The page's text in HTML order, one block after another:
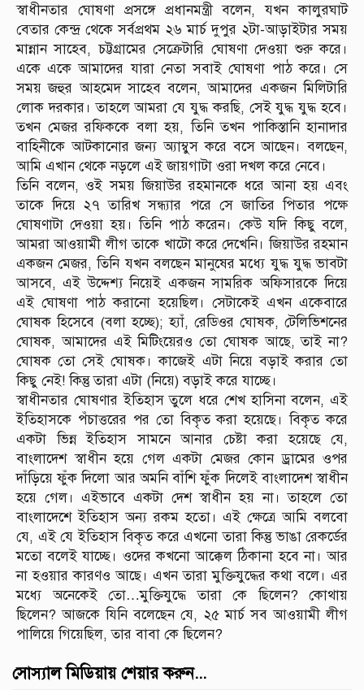
স্বাধীনতার ঘোষণা প্রসঙ্গে প্রধানমন্ত্রী বলেন, যখন কালুরঘাট
বেতার কেন্দ্র থেকে সর্বপ্রথম ২৬ মার্চ দুপুর ২টা-আড়াইটার সময়
মান্নান সাহেব, চট্টগ্রামের সেক্রেটারি ঘোষণা দেওয়া শুরু করে।
একে একে আমাদের যারা নেতা সবাই ঘোষণা পাঠ করে। সে
সময় জহুর আহমেদ সাহেব বলেন, আমাদের একজন মিলিটারি
লোক দরকার। তাহলে আমরা যে যুদ্ধ করছি, সেই যুদ্ধ যুদ্ধ হবে।
তখন মেজর রফিককে বলা হয়, তিনি তখন পাকিস্তানি হানাদার
বাহিনীকে আটকানোর জন্য অ্যাম্বুস করে বসে আছেন। বলছেন,
আমি এখান থেকে নড়লে এই জায়গাটা ওরা দখল করে নেবে।
তিনি বলেন, ওই সময় জিয়াউর রহমানকে ধরে আনা হয় এবং
তাকে দিয়ে ২৭ তারিখ সন্ধ্যার পরে সে জাতির পিতার পক্ষে
ঘোষণাটা দেওয়া হয়। তিনি পাঠ করেন। কেউ যদি কিছু বলে,
আমরা আওয়ামী লীগ তাকে খাটো করে দেখেনি। জিয়াউর রহমান
একজন মেজর, তিনি যখন বলছেন মানুষের মধ্যে যুদ্ধ যুদ্ধ ভাবটা
আসবে, এই উদ্দেশ্য নিয়েই একজন সামরিক অফিসারকে দিয়ে
এই ঘোষণা পাঠ করানো হয়েছিল। সেটাকেই এখন একেবারে
ঘোষক হিসেবে (বলা হচ্ছে); হ্যাঁ, রেডিওর ঘোষক, টেলিভিশনের
ঘোষক, আমাদের এই মিটিংয়েরও তো ঘোষক আছে, তাই না?
ঘোষক তো সেই ঘোষক। কাজেই এটা নিয়ে বড়াই করার তো
কিছু নেই! কিন্তু তারা এটা (নিয়ে) বড়াই করে যাচ্ছে।
স্বাধীনতার ঘোষণার ইতিহাস তুলে ধরে শেখ হাসিনা বলেন, এই
ইতিহাসকে পঁচাত্তরের পর তো বিকৃত করা হয়েছে। বিকৃত করে
একটা ভিন্ন ইতিহাস সামনে আনার চেষ্টা করা হয়েছে যে,
বাংলাদেশ স্বাধীন হয়ে গেল একটা মেজর কোন ড্রামের ওপর
দাঁড়িয়ে ফুঁক দিলো আর অমনি বাঁশি ফুঁক দিলেই বাংলাদেশ স্বাধীন
হয়ে গেল। এইভাবে একটা দেশ স্বাধীন হয় না। তাহলে তো
বাংলাদেশে ইতিহাস অন্য রকম হতো। এই ক্ষেত্রে আমি বলবো
যে, এই যে ইতিহাস বিকৃত করে এখনো তারা কিন্তু ভাঙা রেকর্ডের
মতো বলেই যাচ্ছে। ওদের কখনো আক্কেল ঠিকানা হবে না। আর
না হওয়ার কারণও আছে। এখন তারা মুক্তিযুদ্ধের কথা বলে। এর
মধ্যে অনেকেই তো…মুক্তিযুদ্ধে তারা কে ছিলেন? কোথায়
ছিলেন? আজকে যিনি বলেছেন যে, ২৫ মার্চ সব আওয়ামী লীগ
পালিয়ে গিয়েছিল, তার বাবা কে ছিলেন?
সোস্যাল মিডিয়ায় শেয়ার করুন...